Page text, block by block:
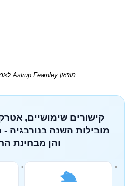
מוזיאון Astrup Fearnley לאמנות מודרנית
קישורים שימושיים,
מובילות השנה בנורבגיה
והן מבחינת
🛳️